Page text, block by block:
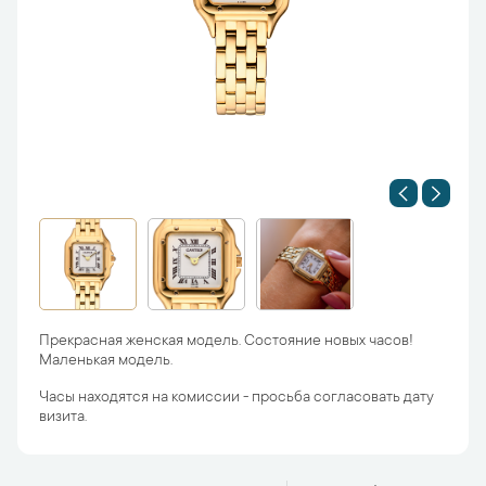
Прекрасная женская модель. Состояние новых часов!
Маленькая модель.
Часы находятся на комиссии - просьба согласовать дату
визита.